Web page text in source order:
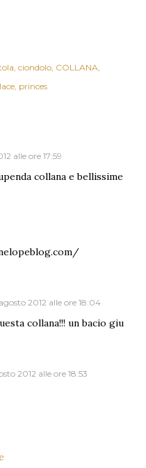
ciondolo COLLANA
princes
alle ore 17:59
collana e bellissime
2012 alle ore 18:04
collana!!! un bacio giu
2012 alle ore 18:53